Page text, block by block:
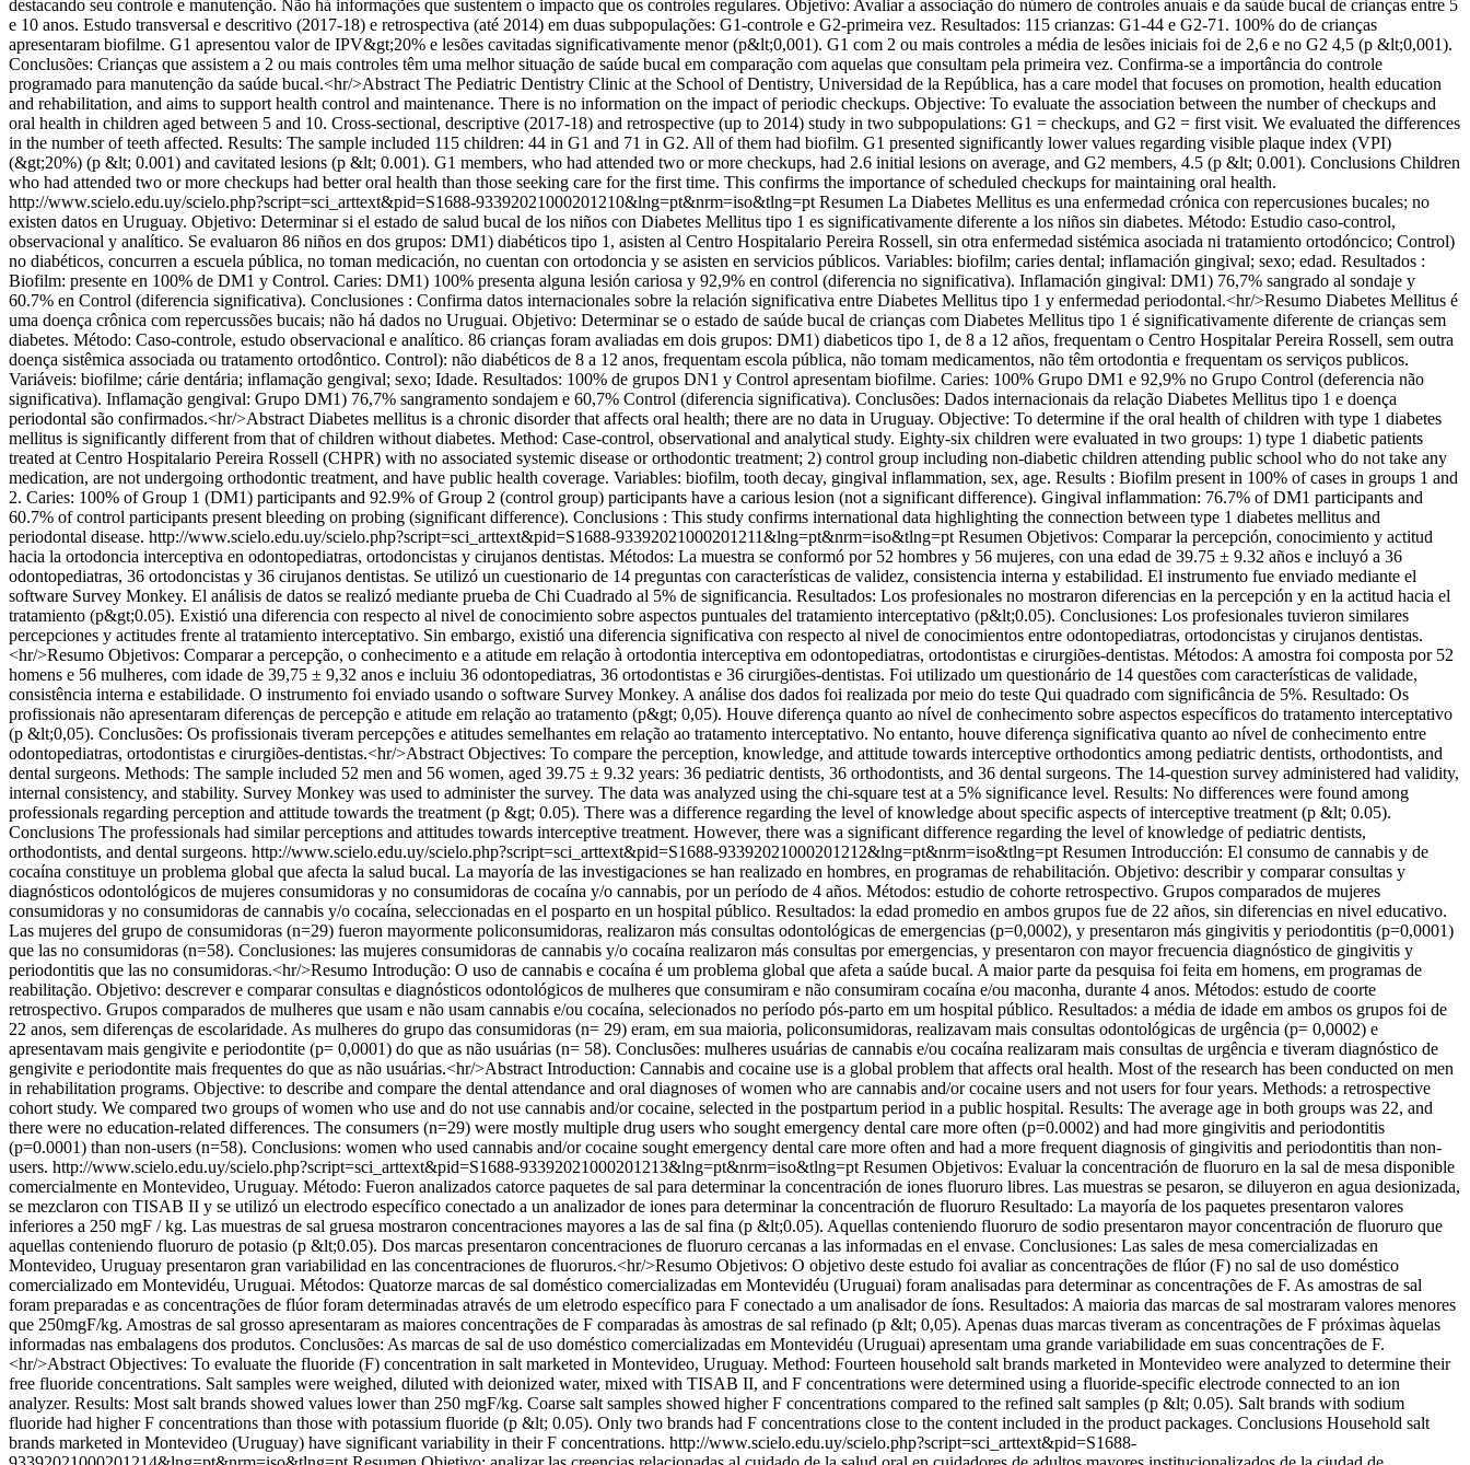
destacando seu controle e manutenção. Não há informações que sustentem o impacto que os controles regulares. Objetivo: Avaliar a associação do número de controles anuais e da saúde bucal de crianças entre 5
e 10 anos. Estudo transversal e descritivo (2017-18) e retrospectiva (até 2014) em duas subpopulações: G1-controle e G2-primeira vez. Resultados: 115 crianzas: G1-44 e G2-71. 100% do de crianças
apresentaram biofilme. G1 apresentou valor de IPV&gt;20% e lesões cavitadas significativamente menor (p&lt;0,001). G1 com 2 ou mais controles a média de lesões iniciais foi de 2,6 e no G2 4,5 (p &lt;0,001).
Conclusões: Crianças que assistem a 2 ou mais controles têm uma melhor situação de saúde bucal em comparação com aquelas que consultam pela primeira vez. Confirma-se a importância do controle
programado para manutenção da saúde bucal.<hr/>Abstract The Pediatric Dentistry Clinic at the School of Dentistry, Universidad de la República, has a care model that focuses on promotion, health education
and rehabilitation, and aims to support health control and maintenance. There is no information on the impact of periodic checkups. Objective: To evaluate the association between the number of checkups and
oral health in children aged between 5 and 10. Cross-sectional, descriptive (2017-18) and retrospective (up to 2014) study in two subpopulations: G1 = checkups, and G2 = first visit. We evaluated the differences
in the number of teeth affected. Results: The sample included 115 children: 44 in G1 and 71 in G2. All of them had biofilm. G1 presented significantly lower values regarding visible plaque index (VPI)
(&gt;20%) (p &lt; 0.001) and cavitated lesions (p &lt; 0.001). G1 members, who had attended two or more checkups, had 2.6 initial lesions on average, and G2 members, 4.5 (p &lt; 0.001). Conclusions Children
who had attended two or more checkups had better oral health than those seeking care for the first time. This confirms the importance of scheduled checkups for maintaining oral health.
http://www.scielo.edu.uy/scielo.php?script=sci_arttext&pid=S1688-93392021000201210&lng=pt&nrm=iso&tlng=pt Resumen La Diabetes Mellitus es una enfermedad crónica con repercusiones bucales; no
existen datos en Uruguay. Objetivo: Determinar si el estado de salud bucal de los niños con Diabetes Mellitus tipo 1 es significativamente diferente a los niños sin diabetes. Método: Estudio caso-control,
observacional y analítico. Se evaluaron 86 niños en dos grupos: DM1) diabéticos tipo 1, asisten al Centro Hospitalario Pereira Rossell, sin otra enfermedad sistémica asociada ni tratamiento ortodóncico; Control)
no diabéticos, concurren a escuela pública, no toman medicación, no cuentan con ortodoncia y se asisten en servicios públicos. Variables: biofilm; caries dental; inflamación gingival; sexo; edad. Resultados :
Biofilm: presente en 100% de DM1 y Control. Caries: DM1) 100% presenta alguna lesión cariosa y 92,9% en control (diferencia no significativa). Inflamación gingival: DM1) 76,7% sangrado al sondaje y
60.7% en Control (diferencia significativa). Conclusiones : Confirma datos internacionales sobre la relación significativa entre Diabetes Mellitus tipo 1 y enfermedad periodontal.<hr/>Resumo Diabetes Mellitus é
uma doença crônica com repercussões bucais; não há dados no Uruguai. Objetivo: Determinar se o estado de saúde bucal de crianças com Diabetes Mellitus tipo 1 é significativamente diferente de crianças sem
diabetes. Método: Caso-controle, estudo observacional e analítico. 86 crianças foram avaliadas em dois grupos: DM1) diabeticos tipo 1, de 8 a 12 años, frequentam o Centro Hospitalar Pereira Rossell, sem outra
doença sistêmica associada ou tratamento ortodôntico. Control): não diabéticos de 8 a 12 anos, frequentam escola pública, não tomam medicamentos, não têm ortodontia e frequentam os serviços publicos.
Variáveis: biofilme; cárie dentária; inflamação gengival; sexo; Idade. Resultados: 100% de grupos DN1 y Control apresentam biofilme. Caries: 100% Grupo DM1 e 92,9% no Grupo Control (deferencia não
significativa). Inflamação gengival: Grupo DM1) 76,7% sangramento sondajem e 60,7% Control (diferencia significativa). Conclusões: Dados internacionais da relação Diabetes Mellitus tipo 1 e doença
periodontal são confirmados.<hr/>Abstract Diabetes mellitus is a chronic disorder that affects oral health; there are no data in Uruguay. Objective: To determine if the oral health of children with type 1 diabetes
mellitus is significantly different from that of children without diabetes. Method: Case-control, observational and analytical study. Eighty-six children were evaluated in two groups: 1) type 1 diabetic patients
treated at Centro Hospitalario Pereira Rossell (CHPR) with no associated systemic disease or orthodontic treatment; 2) control group including non-diabetic children attending public school who do not take any
medication, are not undergoing orthodontic treatment, and have public health coverage. Variables: biofilm, tooth decay, gingival inflammation, sex, age. Results : Biofilm present in 100% of cases in groups 1 and
2. Caries: 100% of Group 1 (DM1) participants and 92.9% of Group 2 (control group) participants have a carious lesion (not a significant difference). Gingival inflammation: 76.7% of DM1 participants and
60.7% of control participants present bleeding on probing (significant difference). Conclusions : This study confirms international data highlighting the connection between type 1 diabetes mellitus and
periodontal disease. http://www.scielo.edu.uy/scielo.php?script=sci_arttext&pid=S1688-93392021000201211&lng=pt&nrm=iso&tlng=pt Resumen Objetivos: Comparar la percepción, conocimiento y actitud
hacia la ortodoncia interceptiva en odontopediatras, ortodoncistas y cirujanos dentistas. Métodos: La muestra se conformó por 52 hombres y 56 mujeres, con una edad de 39.75 ± 9.32 años e incluyó a 36
odontopediatras, 36 ortodoncistas y 36 cirujanos dentistas. Se utilizó un cuestionario de 14 preguntas con características de validez, consistencia interna y estabilidad. El instrumento fue enviado mediante el
software Survey Monkey. El análisis de datos se realizó mediante prueba de Chi Cuadrado al 5% de significancia. Resultados: Los profesionales no mostraron diferencias en la percepción y en la actitud hacia el
tratamiento (p&gt;0.05). Existió una diferencia con respecto al nivel de conocimiento sobre aspectos puntuales del tratamiento interceptativo (p&lt;0.05). Conclusiones: Los profesionales tuvieron similares
percepciones y actitudes frente al tratamiento interceptativo. Sin embargo, existió una diferencia significativa con respecto al nivel de conocimientos entre odontopediatras, ortodoncistas y cirujanos dentistas.
<hr/>Resumo Objetivos: Comparar a percepção, o conhecimento e a atitude em relação à ortodontia interceptiva em odontopediatras, ortodontistas e cirurgiões-dentistas. Métodos: A amostra foi composta por 52
homens e 56 mulheres, com idade de 39,75 ± 9,32 anos e incluiu 36 odontopediatras, 36 ortodontistas e 36 cirurgiões-dentistas. Foi utilizado um questionário de 14 questões com características de validade,
consistência interna e estabilidade. O instrumento foi enviado usando o software Survey Monkey. A análise dos dados foi realizada por meio do teste Qui quadrado com significância de 5%. Resultado: Os
profissionais não apresentaram diferenças de percepção e atitude em relação ao tratamento (p&gt; 0,05). Houve diferença quanto ao nível de conhecimento sobre aspectos específicos do tratamento interceptativo
(p &lt;0,05). Conclusões: Os profissionais tiveram percepções e atitudes semelhantes em relação ao tratamento interceptativo. No entanto, houve diferença significativa quanto ao nível de conhecimento entre
odontopediatras, ortodontistas e cirurgiões-dentistas.<hr/>Abstract Objectives: To compare the perception, knowledge, and attitude towards interceptive orthodontics among pediatric dentists, orthodontists, and
dental surgeons. Methods: The sample included 52 men and 56 women, aged 39.75 ± 9.32 years: 36 pediatric dentists, 36 orthodontists, and 36 dental surgeons. The 14-question survey administered had validity,
internal consistency, and stability. Survey Monkey was used to administer the survey. The data was analyzed using the chi-square test at a 5% significance level. Results: No differences were found among
professionals regarding perception and attitude towards the treatment (p &gt; 0.05). There was a difference regarding the level of knowledge about specific aspects of interceptive treatment (p &lt; 0.05).
Conclusions The professionals had similar perceptions and attitudes towards interceptive treatment. However, there was a significant difference regarding the level of knowledge of pediatric dentists,
orthodontists, and dental surgeons. http://www.scielo.edu.uy/scielo.php?script=sci_arttext&pid=S1688-93392021000201212&lng=pt&nrm=iso&tlng=pt Resumen Introducción: El consumo de cannabis y de
cocaína constituye un problema global que afecta la salud bucal. La mayoría de las investigaciones se han realizado en hombres, en programas de rehabilitación. Objetivo: describir y comparar consultas y
diagnósticos odontológicos de mujeres consumidoras y no consumidoras de cocaína y/o cannabis, por un período de 4 años. Métodos: estudio de cohorte retrospectivo. Grupos comparados de mujeres
consumidoras y no consumidoras de cannabis y/o cocaína, seleccionadas en el posparto en un hospital público. Resultados: la edad promedio en ambos grupos fue de 22 años, sin diferencias en nivel educativo.
Las mujeres del grupo de consumidoras (n=29) fueron mayormente policonsumidoras, realizaron más consultas odontológicas de emergencias (p=0,0002), y presentaron más gingivitis y periodontitis (p=0,0001)
que las no consumidoras (n=58). Conclusiones: las mujeres consumidoras de cannabis y/o cocaína realizaron más consultas por emergencias, y presentaron con mayor frecuencia diagnóstico de gingivitis y
periodontitis que las no consumidoras.<hr/>Resumo Introdução: O uso de cannabis e cocaína é um problema global que afeta a saúde bucal. A maior parte da pesquisa foi feita em homens, em programas de
reabilitação. Objetivo: descrever e comparar consultas e diagnósticos odontológicos de mulheres que consumiram e não consumiram cocaína e/ou maconha, durante 4 anos. Métodos: estudo de coorte
retrospectivo. Grupos comparados de mulheres que usam e não usam cannabis e/ou cocaína, selecionados no período pós-parto em um hospital público. Resultados: a média de idade em ambos os grupos foi de
22 anos, sem diferenças de escolaridade. As mulheres do grupo das consumidoras (n= 29) eram, em sua maioria, policonsumidoras, realizavam mais consultas odontológicas de urgência (p= 0,0002) e
apresentavam mais gengivite e periodontite (p= 0,0001) do que as não usuárias (n= 58). Conclusões: mulheres usuárias de cannabis e/ou cocaína realizaram mais consultas de urgência e tiveram diagnóstico de
gengivite e periodontite mais frequentes do que as não usuárias.<hr/>Abstract Introduction: Cannabis and cocaine use is a global problem that affects oral health. Most of the research has been conducted on men
in rehabilitation programs. Objective: to describe and compare the dental attendance and oral diagnoses of women who are cannabis and/or cocaine users and not users for four years. Methods: a retrospective
cohort study. We compared two groups of women who use and do not use cannabis and/or cocaine, selected in the postpartum period in a public hospital. Results: The average age in both groups was 22, and
there were no education-related differences. The consumers (n=29) were mostly multiple drug users who sought emergency dental care more often (p=0.0002) and had more gingivitis and periodontitis
(p=0.0001) than non-users (n=58). Conclusions: women who used cannabis and/or cocaine sought emergency dental care more often and had a more frequent diagnosis of gingivitis and periodontitis than non-
users. http://www.scielo.edu.uy/scielo.php?script=sci_arttext&pid=S1688-93392021000201213&lng=pt&nrm=iso&tlng=pt Resumen Objetivos: Evaluar la concentración de fluoruro en la sal de mesa disponible
comercialmente en Montevideo, Uruguay. Método: Fueron analizados catorce paquetes de sal para determinar la concentración de iones fluoruro libres. Las muestras se pesaron, se diluyeron en agua desionizada,
se mezclaron con TISAB II y se utilizó un electrodo específico conectado a un analizador de iones para determinar la concentración de fluoruro Resultado: La mayoría de los paquetes presentaron valores
inferiores a 250 mgF / kg. Las muestras de sal gruesa mostraron concentraciones mayores a las de sal fina (p &lt;0.05). Aquellas conteniendo fluoruro de sodio presentaron mayor concentración de fluoruro que
aquellas conteniendo fluoruro de potasio (p &lt;0.05). Dos marcas presentaron concentraciones de fluoruro cercanas a las informadas en el envase. Conclusiones: Las sales de mesa comercializadas en
Montevideo, Uruguay presentaron gran variabilidad en las concentraciones de fluoruros.<hr/>Resumo Objetivos: O objetivo deste estudo foi avaliar as concentrações de flúor (F) no sal de uso doméstico
comercializado em Montevidéu, Uruguai. Métodos: Quatorze marcas de sal doméstico comercializadas em Montevidéu (Uruguai) foram analisadas para determinar as concentrações de F. As amostras de sal
foram preparadas e as concentrações de flúor foram determinadas através de um eletrodo específico para F conectado a um analisador de íons. Resultados: A maioria das marcas de sal mostraram valores menores
que 250mgF/kg. Amostras de sal grosso apresentaram as maiores concentrações de F comparadas às amostras de sal refinado (p &lt; 0,05). Apenas duas marcas tiveram as concentrações de F próximas àquelas
informadas nas embalagens dos produtos. Conclusões: As marcas de sal de uso doméstico comercializadas em Montevidéu (Uruguai) apresentam uma grande variabilidade em suas concentrações de F.
<hr/>Abstract Objectives: To evaluate the fluoride (F) concentration in salt marketed in Montevideo, Uruguay. Method: Fourteen household salt brands marketed in Montevideo were analyzed to determine their
free fluoride concentrations. Salt samples were weighed, diluted with deionized water, mixed with TISAB II, and F concentrations were determined using a fluoride-specific electrode connected to an ion
analyzer. Results: Most salt brands showed values lower than 250 mgF/kg. Coarse salt samples showed higher F concentrations compared to the refined salt samples (p &lt; 0.05). Salt brands with sodium
fluoride had higher F concentrations than those with potassium fluoride (p &lt; 0.05). Only two brands had F concentrations close to the content included in the product packages. Conclusions Household salt
brands marketed in Montevideo (Uruguay) have significant variability in their F concentrations. http://www.scielo.edu.uy/scielo.php?script=sci_arttext&pid=S1688-